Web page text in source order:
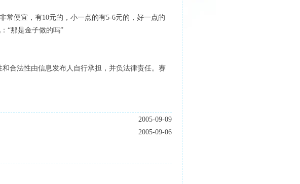
便宜，有10元的，小一点的有5-6元的，好一点的
“那是金子做的吗”
合法性由信息发布人自行承担，并负法律责任。赛
2005-09-09
2005-09-06